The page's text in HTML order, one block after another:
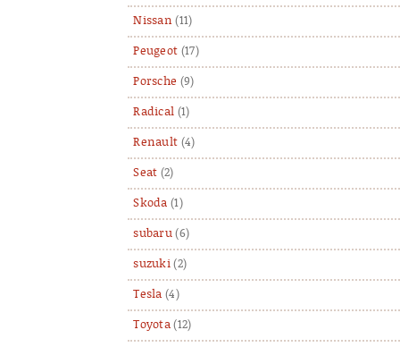
Nissan (11)
Peugeot (17)
Porsche (9)
Radical (1)
Renault (4)
Seat (2)
Skoda (1)
subaru (6)
suzuki (2)
Tesla (4)
Toyota (12)